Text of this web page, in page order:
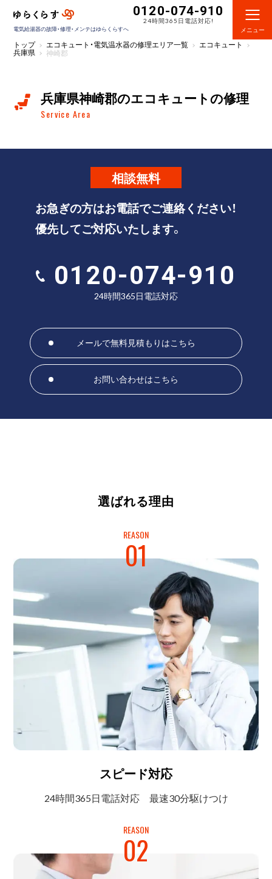
電気給湯器の故障・修理・メンテはゆらくらすへ
0120-074-910
24時間365日電話対応!
メニュー
トップ エコキュート・電気温水器の修理エリア一覧 エコキュート
兵庫県 神崎郡
兵庫県神崎郡のエコキュートの修理
Service Area
相談無料
お急ぎの方はお電話でご連絡ください！
優先してご対応いたします。
0120-074-910
24時間365日電話対応
メールで無料見積もりはこちら
お問い合わせはこちら
選ばれる理由
REASON
01
スピード対応
24時間365日電話対応 最速30分駆けつけ
REASON
02